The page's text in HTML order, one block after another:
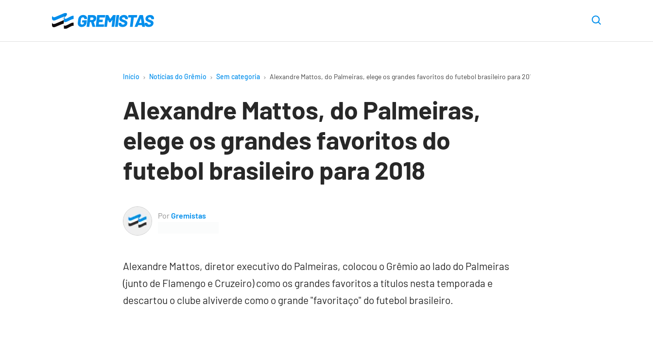
o
Gremistas
Início Notícias do Grêmio Sem categoria Alexandre Mattos, do Palmeiras, elege os grandes favoritos do futebol brasileiro para 2018
Alexandre Mattos, do Palmeiras,
elege os grandes favoritos do
futebol brasileiro para 2018
PorGremistas
Alexandre Mattos, diretor executivo do Palmeiras, colocou o Grêmio ao lado do Palmeiras
(junto de Flamengo e Cruzeiro) como os grandes favoritos a títulos nesta temporada e
descartou o clube alviverde como o grande "favoritaço" do futebol brasileiro.